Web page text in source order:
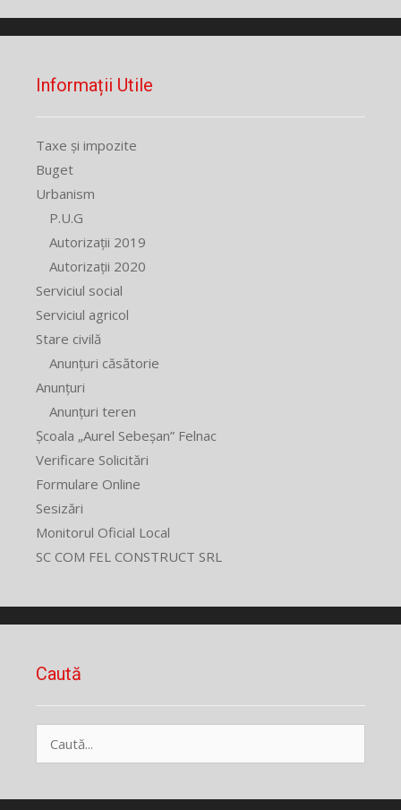
Informații Utile
Taxe și impozite
Buget
Urbanism
P.U.G
Autorizații 2019
Autorizații 2020
Serviciul social
Serviciul agricol
Stare civilă
Anunțuri căsătorie
Anunțuri
Anunțuri teren
Școala „Aurel Sebeșan” Felnac
Verificare Solicitări
Formulare Online
Sesizări
Monitorul Oficial Local
SC COM FEL CONSTRUCT SRL
Caută
după: